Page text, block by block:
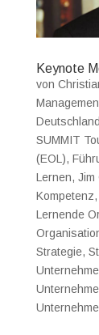
Keynote
von
Deutschland
SUMMIT
(EOL),
Lernen, Jim
Kompetenz,
Lernende
Strategie,